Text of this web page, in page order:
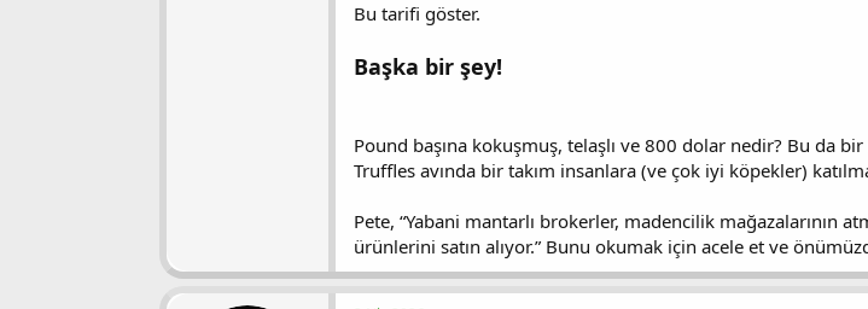
Bu tarifi göster.
Başka bir şey!
Pound başına kokuşmuş, telaşlı ve 800 dolar nedir? Bu da
Truffles avında bir takım insanlara (ve çok iyi köpekler)
Pete, “Yabani mantarlı brokerler, madencilik mağazalarının
ürünlerini satın alıyor.” Bunu okumak için acele et ve